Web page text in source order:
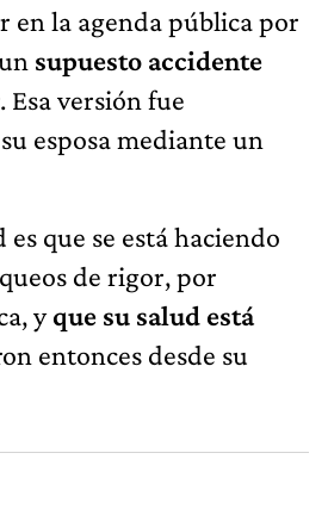
en la agenda pública por
supuesto accidente
. Esa versión fue
esposa mediante un
es que se está haciendo
de rigor, por
yque su salud está
entonces desde su